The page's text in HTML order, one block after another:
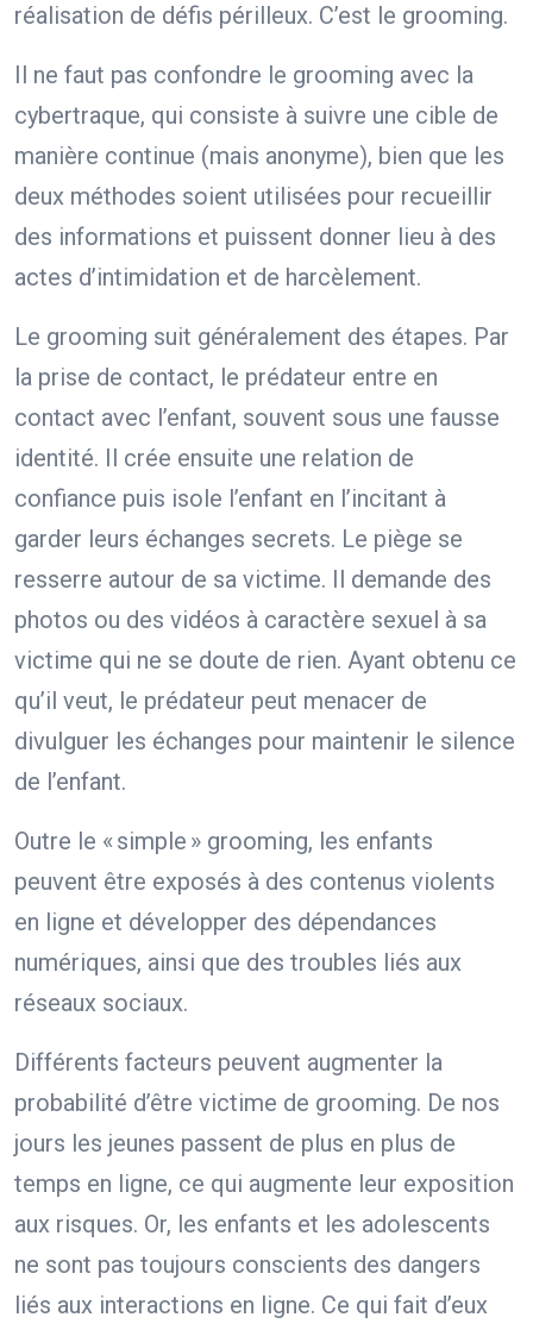
réalisation de défis périlleux. C’est le grooming.
Il ne faut pas confondre le grooming avec la
cybertraque, qui consiste à suivre une cible de
manière continue (mais anonyme), bien que les
deux méthodes soient utilisées pour recueillir
des informations et puissent donner lieu à des
actes d’intimidation et de harcèlement.
Le grooming suit généralement des étapes. Par
la prise de contact, le prédateur entre en
contact avec l’enfant, souvent sous une fausse
identité. Il crée ensuite une relation de
confiance puis isole l’enfant en l’incitant à
garder leurs échanges secrets. Le piège se
resserre autour de sa victime. Il demande des
photos ou des vidéos à caractère sexuel à sa
victime qui ne se doute de rien. Ayant obtenu ce
qu’il veut, le prédateur peut menacer de
divulguer les échanges pour maintenir le silence
de l’enfant.
Outre le « simple » grooming, les enfants
peuvent être exposés à des contenus violents
en ligne et développer des dépendances
numériques, ainsi que des troubles liés aux
réseaux sociaux.
Différents facteurs peuvent augmenter la
probabilité d’être victime de grooming. De nos
jours les jeunes passent de plus en plus de
temps en ligne, ce qui augmente leur exposition
aux risques. Or, les enfants et les adolescents
ne sont pas toujours conscients des dangers
liés aux interactions en ligne. Ce qui fait d’eux